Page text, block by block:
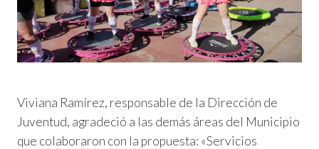
Viviana Ramírez, responsable de la Dirección de
Juventud, agradeció a las demás áreas del Municipio
que colaboraron con la propuesta: «Servicios